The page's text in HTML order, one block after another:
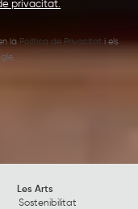
privacitat.
la Política de Privacitati els
Les Arts
Sostenibilitat